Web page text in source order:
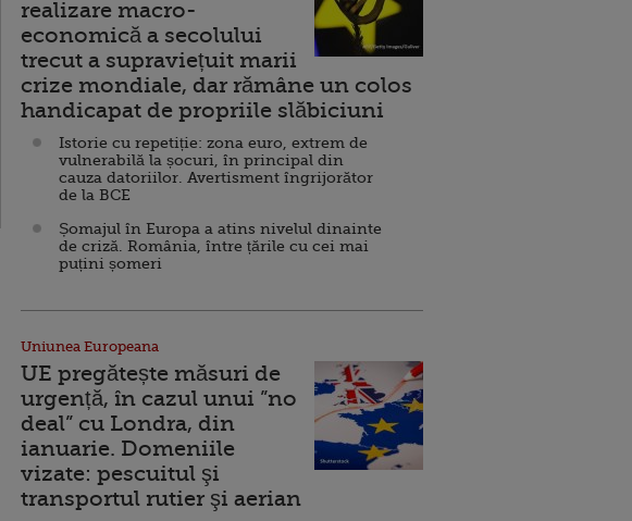
realizare macro-
economică a secolului
trecut a supraviețuit marii
crize mondiale, dar rămâne un colos
handicapat de propriile slăbiciuni
Istorie cu repetiție: zona euro, extrem de
vulnerabilă la șocuri, în principal din
cauza datoriilor. Avertisment îngrijorător
de la BCE
Șomajul în Europa a atins nivelul dinainte
de criză. România, între țările cu cei mai
puțini șomeri
Uniunea Europeana
UE pregătește măsuri de
urgență, în cazul unui ”no
deal” cu Londra, din
ianuarie. Domeniile
vizate: pescuitul şi
transportul rutier şi aerian